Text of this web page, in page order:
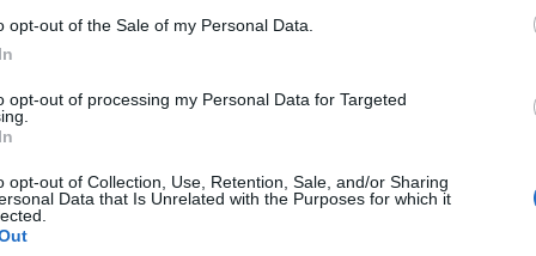
opt-out of the Sale of my Personal Data.
opt-out of processing my Personal Data for Targeted
opt-out of Collection, Use, Retention, Sale, and/or Sharing
Data that Is Unrelated with the Purposes for which it
ο πρόεδρος είχε τη δύναμη να παραλύσει ολόκληρη
μέσα σε λίγα λεπτά, «αλλά επέλεξε το έλεος».
τη συμφωνία κατάπαυσης του πυρός «υπό
υπήρχαν επιλογές και χρόνος», ισχυρίζεται.